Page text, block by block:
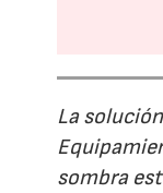
La
sombra